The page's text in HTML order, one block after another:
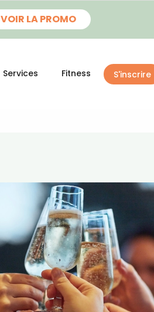
VOIR LA PROMO
Services Fitness S'inscrire